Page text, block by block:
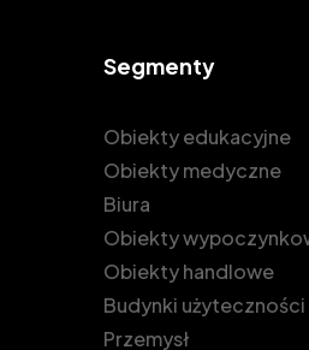
Segmenty
Obiekty edukacyjne
Obiekty medyczne
Biura
Obiekty
Obiekty handlowe
Budynki
Przemysł